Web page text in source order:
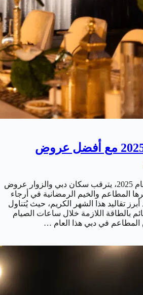
استقبل رمضان 2025 مع أفضل عروض
مع حلول شهر رمضان لعام 2025، يترقب سكان دبي والزوار عروض
المطاعم والخيم الرمضانية في أرجاء
أبرز تقاليد هذا الشهر الكريم، حيث يُتناول
بالطاقة اللازمة خلال ساعات الصيام
المطاعم في دبي هذا العام …